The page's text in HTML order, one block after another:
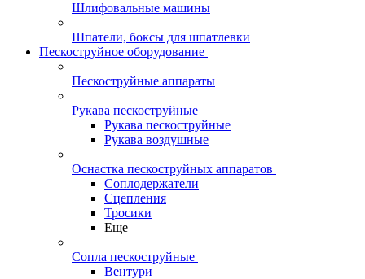
Шлифовальные машины
Шпатели, боксы для шпатлевки
Пескоструйное оборудование
Пескоструйные аппараты
Рукава пескоструйные
Рукава пескоструйные
Рукава воздушные
Оснастка пескоструйных аппаратов
Соплодержатели
Сцепления
Тросики
Еще
Сопла пескоструйные
Вентури